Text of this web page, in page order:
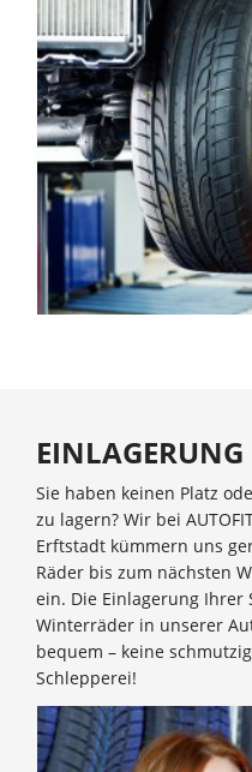
EINLAGERUNG
Sie haben keinen Platz
zu lagern? Wir bei
Erftstadt kümmern uns
Räder bis zum nächsten
ein. Die Einlagerung Ihrer
Winterräder in unserer
bequem – keine
Schlepperei!